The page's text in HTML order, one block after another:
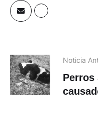
Noticia
Perros